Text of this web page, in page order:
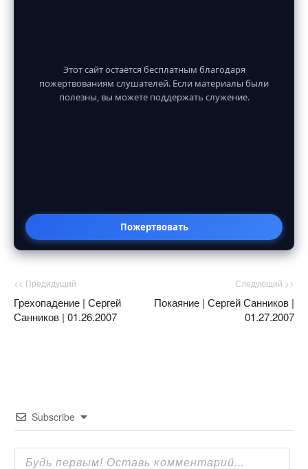
Этот сайт остаётся бесплатным благодаря
пожертвованиям слушателей. Если материалы были
полезны, вы можете поддержать служение.
Пожертвовать
<< Предидущий
Грехопадение | Сергей
Санников | 01.26.2007
Следующий >>
Покаяние | Сергей Санников |
01.27.2007
Subscribe